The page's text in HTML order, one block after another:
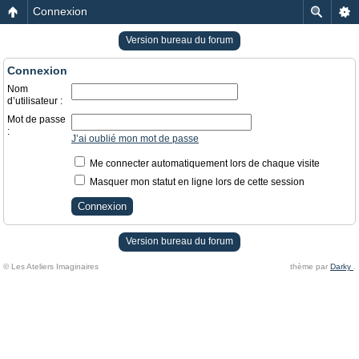
Connexion
Version bureau du forum
Connexion
Nom
d’utilisateur :
Mot de passe
:
J’ai oublié mon mot de passe
Me connecter automatiquement lors de chaque visite
Masquer mon statut en ligne lors de cette session
Version bureau du forum
© Les Ateliers Imaginaires thème par Darky